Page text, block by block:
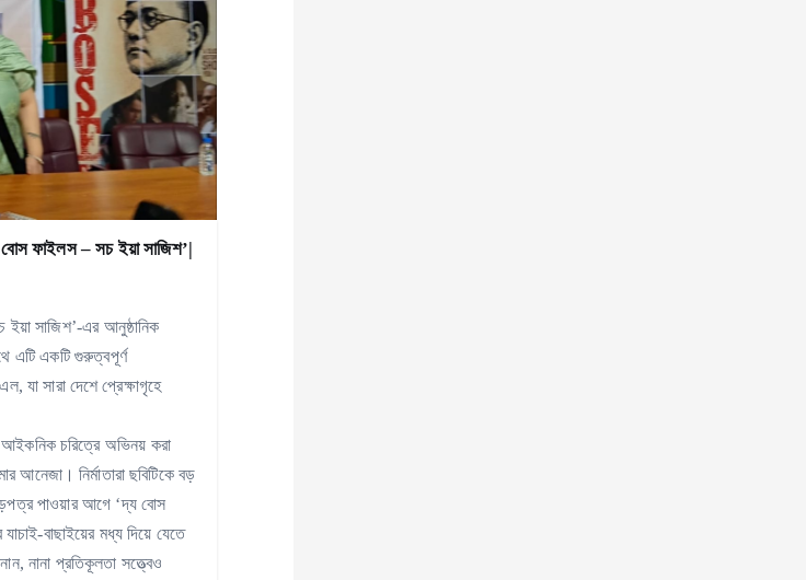
বোস ফাইলস – সচ ইয়া সাজিশ’|
সাজিশ’-এর আনুষ্ঠানিক
এটি একটি গুরুত্বপূর্ণ
যা সারা দেশে প্রেক্ষাগৃহে
আইকনিক চরিত্রে অভিনয় করা
আনেজা। নির্মাতারা ছবিটিকে বড়
পাওয়ার আগে ‘দ্য বোস
বাছাইয়ের মধ্য দিয়ে যেতে
নানা প্রতিকূলতা সত্ত্বেও